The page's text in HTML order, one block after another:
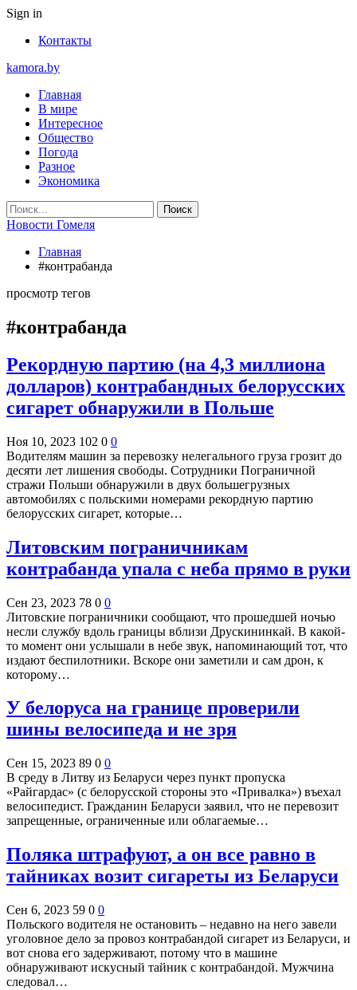
Sign in
Контакты
kamora.by
Главная
В мире
Интересное
Общество
Погода
Разное
Экономика
Новости Гомеля
Главная
#контрабанда
просмотр тегов
#контрабанда
Рекордную партию (на 4,3 миллиона
долларов) контрабандных белорусских
сигарет обнаружили в Польше
Ноя 10, 2023 102 0 0
Водителям машин за перевозку нелегального груза грозит до
десяти лет лишения свободы. Сотрудники Пограничной
стражи Польши обнаружили в двух большегрузных
автомобилях с польскими номерами рекордную партию
белорусских сигарет, которые…
Литовским пограничникам
контрабанда упала с неба прямо в руки
Сен 23, 2023 78 0 0
Литовские пограничники сообщают, что прошедшей ночью
несли службу вдоль границы вблизи Друскининкай. В какой-
то момент они услышали в небе звук, напоминающий тот, что
издают беспилотники. Вскоре они заметили и сам дрон, к
которому…
У белоруса на границе проверили
шины велосипеда и не зря
Сен 15, 2023 89 0 0
В среду в Литву из Беларуси через пункт пропуска
«Райгардас» (с белорусской стороны это «Привалка») въехал
велосипедист. Гражданин Беларуси заявил, что не перевозит
запрещенные, ограниченные или облагаемые…
Поляка штрафуют, а он все равно в
тайниках возит сигареты из Беларуси
Сен 6, 2023 59 0 0
Польского водителя не остановить – недавно на него завели
уголовное дело за провоз контрабандой сигарет из Беларуси, и
вот снова его задерживают, потому что в машине
обнаруживают искусный тайник с контрабандой. Мужчина
следовал…